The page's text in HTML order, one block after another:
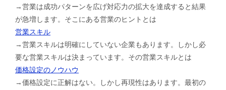
→営業は成功パターンを広げ対応力の拡大を達成すると結果
が急増します。そこにある営業のヒントとは
営業スキル
→営業スキルは明確にしていない企業もあります。しかし必
要な営業スキルは決まっています。その営業スキルとは
価格設定のノウハウ
→価格設定に正解はない。しかし再現性はあります。最初の